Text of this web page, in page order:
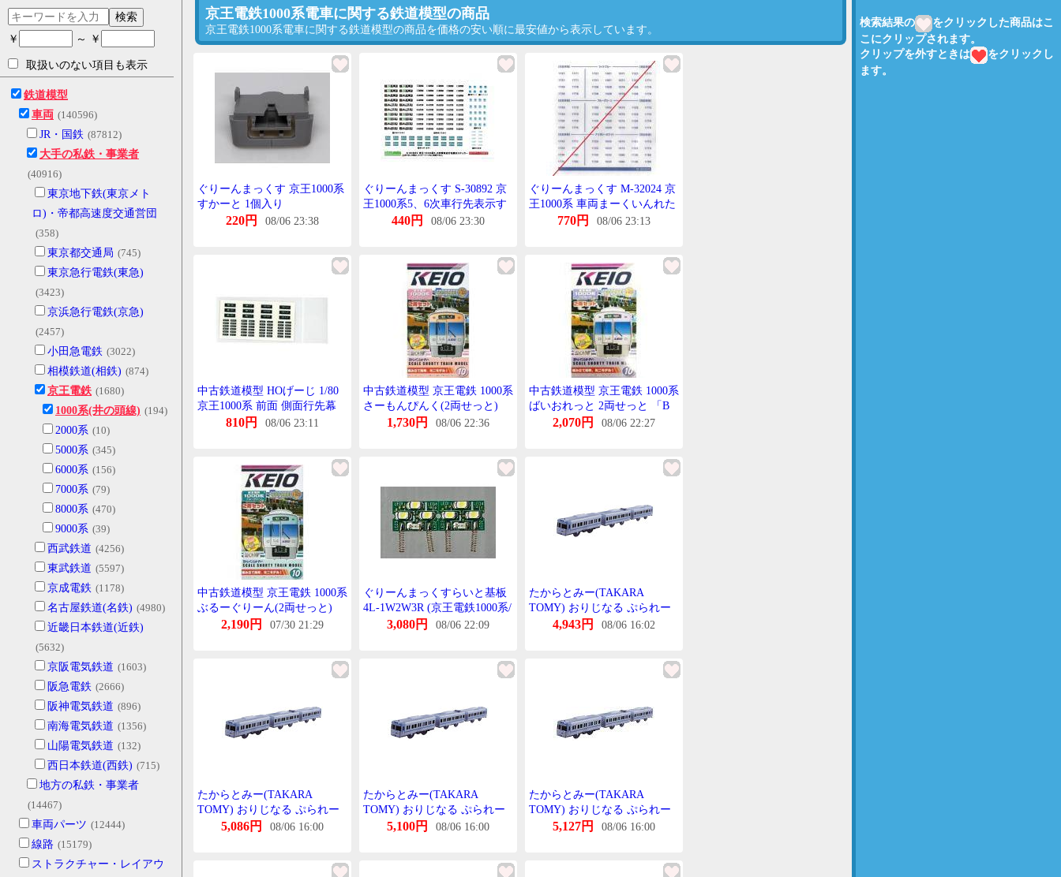
検索
￥ ～ ￥
取扱いのない項目も表示
鉄道模型
車両 (140596)
JR・国鉄 (87812)
大手の私鉄・事業者
(40916)
東京地下鉄(東京メト
ロ)・帝都高速度交通営団
(358)
東京都交通局 (745)
東京急行電鉄(東急)
(3423)
京浜急行電鉄(京急)
(2457)
小田急電鉄 (3022)
相模鉄道(相鉄) (874)
京王電鉄 (1680)
1000系(井の頭線) (194)
2000系 (10)
5000系 (345)
6000系 (156)
7000系 (79)
8000系 (470)
9000系 (39)
西武鉄道 (4256)
東武鉄道 (5597)
京成電鉄 (1178)
名古屋鉄道(名鉄) (4980)
近畿日本鉄道(近鉄)
(5632)
京阪電気鉄道 (1603)
阪急電鉄 (2666)
阪神電気鉄道 (896)
南海電気鉄道 (1356)
山陽電気鉄道 (132)
西日本鉄道(西鉄) (715)
地方の私鉄・事業者
(14467)
車両パーツ (12444)
線路 (15179)
ストラクチャー・レイアウ
検索結果の
をクリックした商品はこ
こにクリップされます。
クリップを外すときは
をクリックし
ます。
京王電鉄1000系電車に関する鉄道模型の商品
京王電鉄1000系電車に関する鉄道模型の商品を価格の安い順に最安値から表示しています。
ぐりーんまっくす 京王1000系
すかーと 1個入り
220円 08/06 23:38
ぐりーんまっくす S-30892 京
王1000系5、6次車行先表示す
てっかー440円 08/06 23:30
ぐりーんまっくす M-32024 京
王1000系 車両まーくいんれた
770円 08/06 23:13
中古鉄道模型 HOげーじ 1/80
京王1000系 前面 側面行先幕
810円 08/06 23:11
中古鉄道模型 京王電鉄 1000系
さーもんぴんく(2両せっと)
「Bとれいんしょーてぃー
1,730円 08/06 22:36
中古鉄道模型 京王電鉄 1000系
ばいおれっと 2両せっと 「B
とれいんしょーてぃー」
2,070円 08/06 22:27
中古鉄道模型 京王電鉄 1000系
ぶるーぐりーん(2両せっと)
「Bとれいんしょーてぃー
2,190円 07/30 21:29
ぐりーんまっくすらいと基板
4L-1W2W3R (京王電鉄1000系/
新5000系/近鉄しりーず21)
3,080円 08/06 22:09
たからとみー(TAKARA
TOMY) おりじなる ぷられー
る 京王 1000系 らいとぶるー
4,943円 08/06 16:02
たからとみー(TAKARA
TOMY) おりじなる ぷられー
る 京王 1000系 らいとぶるー
5,086円 08/06 16:00
たからとみー(TAKARA
TOMY) おりじなる ぷられー
る 京王 1000系 らいとぶるー
5,100円 08/06 16:00
たからとみー(TAKARA
TOMY) おりじなる ぷられー
る 京王 1000系 らいとぶるー
5,127円 08/06 16:00